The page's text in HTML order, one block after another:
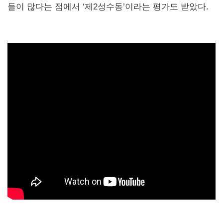
들이 많다는 점에서 ‘제2성수동’이라는 평가도 받았다.